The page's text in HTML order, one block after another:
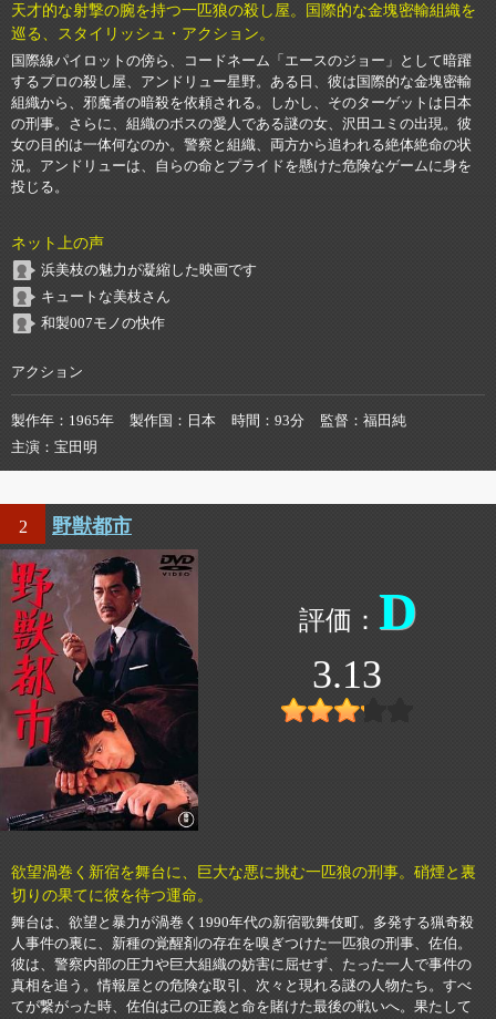
天才的な射撃の腕を持つ一匹狼の殺し屋。国際的な金塊密輸組織を
巡る、スタイリッシュ・アクション。
国際線パイロットの傍ら、コードネーム「エースのジョー」として暗躍
するプロの殺し屋、アンドリュー星野。ある日、彼は国際的な金塊密輸
組織から、邪魔者の暗殺を依頼される。しかし、そのターゲットは日本
の刑事。さらに、組織のボスの愛人である謎の女、沢田ユミの出現。彼
女の目的は一体何なのか。警察と組織、両方から追われる絶体絶命の状
況。アンドリューは、自らの命とプライドを懸けた危険なゲームに身を
投じる。
ネット上の声
浜美枝の魅力が凝縮した映画です
キュートな美枝さん
和製007モノの快作
アクション
製作年 1965年 製作国 日本 時間 93分 監督
福田純
主演
宝田明
2 野獣都市
D
3.13
欲望渦巻く新宿を舞台に、巨大な悪に挑む一匹狼の刑事。硝煙と裏
切りの果てに彼を待つ運命。
舞台は、欲望と暴力が渦巻く1990年代の新宿歌舞伎町。多発する猟奇殺
人事件の裏に、新種の覚醒剤の存在を嗅ぎつけた一匹狼の刑事、佐伯。
彼は、警察内部の圧力や巨大組織の妨害に屈せず、たった一人で事件の
真相を追う。情報屋との危険な取引、次々と現れる謎の人物たち。すべ
てが繋がった時、佐伯は己の正義と命を賭けた最後の戦いへ。果たして